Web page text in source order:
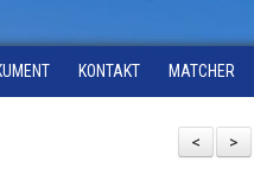
KONTAKT MATCHER
>
<